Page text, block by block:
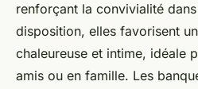
renforçant la convivialité
disposition, elles favorisent
chaleureuse et intime, idéale
amis ou en famille. Les